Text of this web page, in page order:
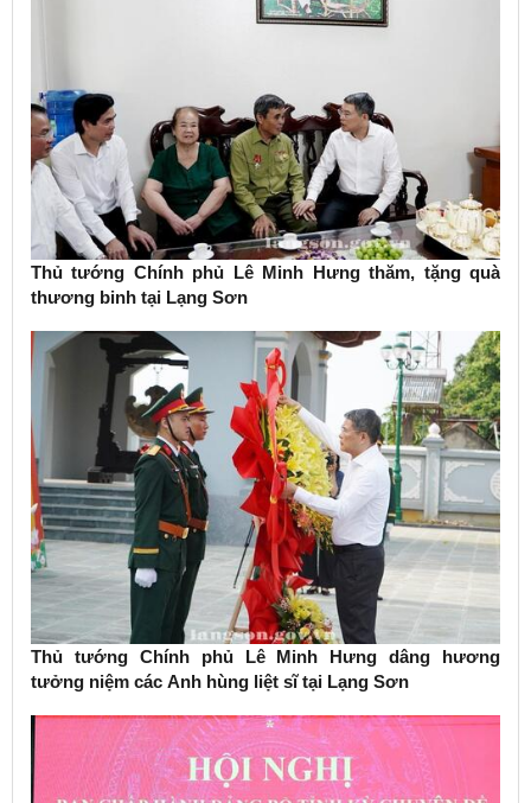
Thủ tướng Chính phủ Lê Minh Hưng thăm, tặng quà
thương binh tại Lạng Sơn
Thủ tướng Chính phủ Lê Minh Hưng dâng hương
tưởng niệm các Anh hùng liệt sĩ tại Lạng Sơn